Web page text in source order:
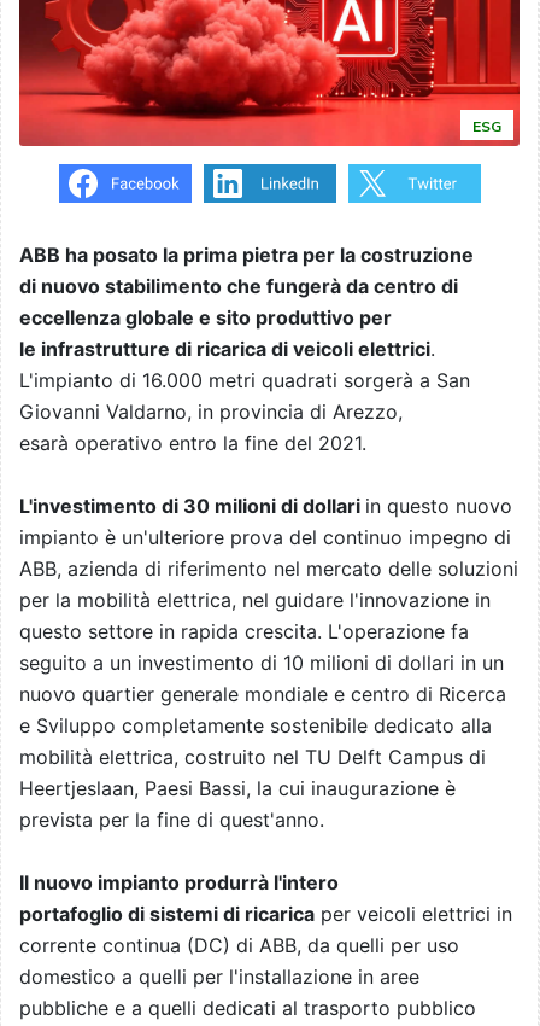
ESG
ABB ha posato la prima pietra per la costruzione
di nuovo stabilimento che fungerà da centro di
eccellenza globale e sito produttivo per
le infrastrutture di ricarica di veicoli elettrici.
L'impianto di 16.000 metri quadrati sorgerà a San
Giovanni Valdarno, in provincia di Arezzo,
esarà operativo entro la fine del 2021.
L'investimento di 30 milioni di dollari in questo nuovo
impianto è un'ulteriore prova del continuo impegno di
ABB, azienda di riferimento nel mercato delle soluzioni
per la mobilità elettrica, nel guidare l'innovazione in
questo settore in rapida crescita. L'operazione fa
seguito a un investimento di 10 milioni di dollari in un
nuovo quartier generale mondiale e centro di Ricerca
e Sviluppo completamente sostenibile dedicato alla
mobilità elettrica, costruito nel TU Delft Campus di
Heertjeslaan, Paesi Bassi, la cui inaugurazione è
prevista per la fine di quest'anno.
Il nuovo impianto produrrà l'intero
portafoglio di sistemi di ricarica per veicoli elettrici in
corrente continua (DC) di ABB, da quelli per uso
domestico a quelli per l'installazione in aree
pubbliche e a quelli dedicati al trasporto pubblico